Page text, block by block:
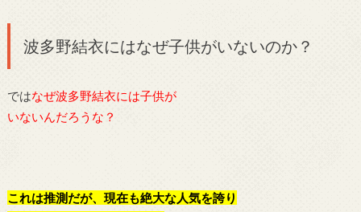
波多野結衣にはなぜ子供がいないのか？
ではなぜ波多野結衣には子供が
いないんだろうな？
これは推測だが、現在も絶大な人気を誇り